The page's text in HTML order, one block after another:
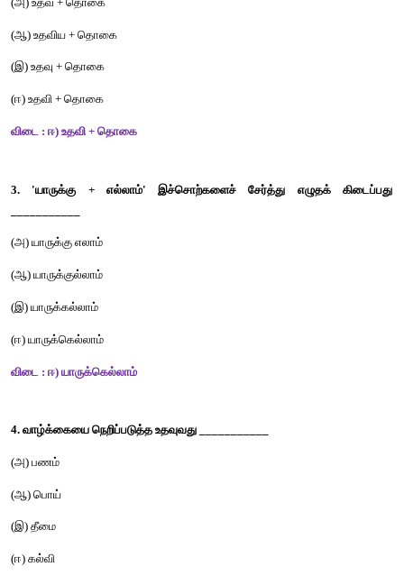
1. 'துன்பம்' - இச்சொல்லின் எதிர்ச்சொல் ___________
(ஆ) துயரம்
(இ) வருத்தம்
விடை: அ) இன்பம்
2. 'உதவித் தொகை' இச்சொல்லைப் பிரித்து எழுதக் கிடைப்பது
(ஆ) உதவிய + தொகை
விடை : ஈ) உதவி + தொகை
3. 'யாருக்கு + எல்லாம்' இச்சொற்களைச் சேர்த்து